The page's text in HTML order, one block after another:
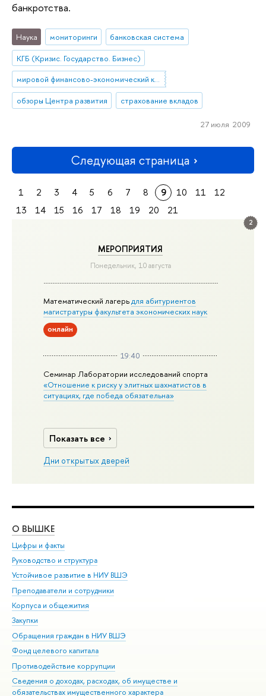
2
МЕРОПРИЯТИЯ
Понедельник, 10 августа
Математический лагерьдля абитуриентов
магистратуры факультета экономических наук
онлайн
19:40
Семинар Лаборатории исследований спорта
«Отношение к риску у элитных шахматистов в
ситуациях, где победа обязательна»
Показать все
Дни открытых дверей
банкротства.
Наука мониторинги
банковская система
КГБ (Кризис. Государство. Бизнес)
мировой финансово-экономический кризис
обзоры Центра развития
страхование вкладов
27 июля 2009
Следующая страница
1 2 3 4 5 6 7 8 9 10 11
12
13
14 15 16 17 18 19 20 21
О ВЫШКЕ
Цифры и факты
Руководство и структура
Устойчивое развитие в НИУ ВШЭ
Преподаватели и сотрудники
Корпуса и общежития
Закупки
Обращения граждан в НИУ ВШЭ
Фонд целевого капитала
Противодействие коррупции
Сведения о доходах, расходах, об имуществе и
обязательствах имущественного характера